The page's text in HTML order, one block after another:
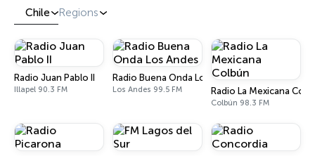
Chile Regions
Radio Juan Pablo II
Illapel 90.3 FM
Radio Buena Onda Los Andes
Los Andes 99.5 FM Radio La Mexicana
Colbún 98.3 FM